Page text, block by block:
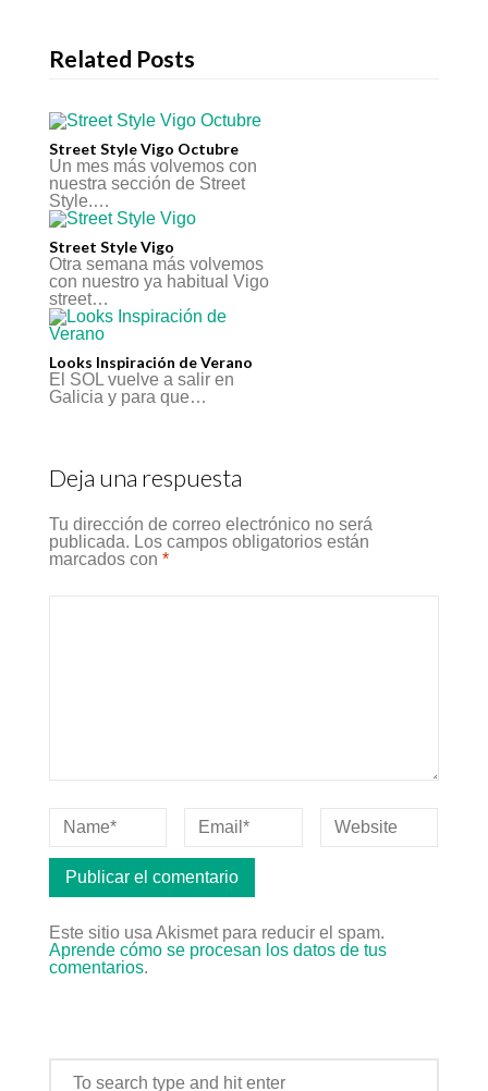
Related Posts
Street Style Vigo Octubre
Un mes más volvemos con
nuestra sección de Street
Style.…
Street Style Vigo
Otra semana más volvemos
con nuestro ya habitual Vigo
street…
Looks Inspiración de Verano
El SOL vuelve a salir en
Galicia y para que…
Deja una respuesta
Tu dirección de correo electrónico no será
publicada. Los campos obligatorios están
marcados con *
Este sitio usa Akismet para reducir el spam.
Aprende cómo se procesan los datos de tus
comentarios.